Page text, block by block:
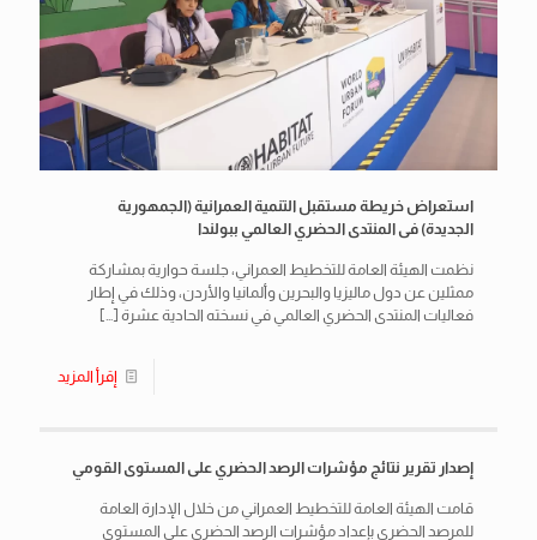
استعراض خريطة مستقبل التنمية العمرانية (الجمهورية
الجديدة) فى المنتدى الحضري العالمي ببولندا
نظمت الهيئة العامة للتخطيط العمراني، جلسة حوارية بمشاركة
ممثلين عن دول ماليزيا والبحرين وألمانيا والأردن، وذلك في إطار
فعاليات المنتدى الحضري العالمي في نسخته الحادية عشرة […]
إقرأ المزيد
إصدار تقرير نتائج مؤشرات الرصد الحضري على المستوى القومي
قامت الهيئة العامة للتخطيط العمراني من خلال الإدارة العامة
للمرصد الحضري بإعداد مؤشرات الرصد الحضري على المستوى